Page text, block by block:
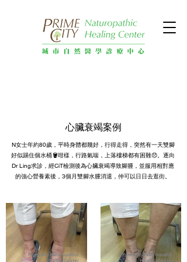
心臟衰竭案例
N女士年約80歲，平時身體都幾好，行得走得，突然有一天雙腳
好似踢住個水桶🪣咁樣，行路氣喘，上落樓梯都有困難😞。逐向
Dr Ling求診，經CiT檢測後為心臟衰竭導致腳腫，並服用相對應
的強心營養素後，3個月雙腳水腫消退，仲可以日日去逛街。
PrimeCity Naturopathic
Healing Center
PrimeCity Naturopathic
Healing Center